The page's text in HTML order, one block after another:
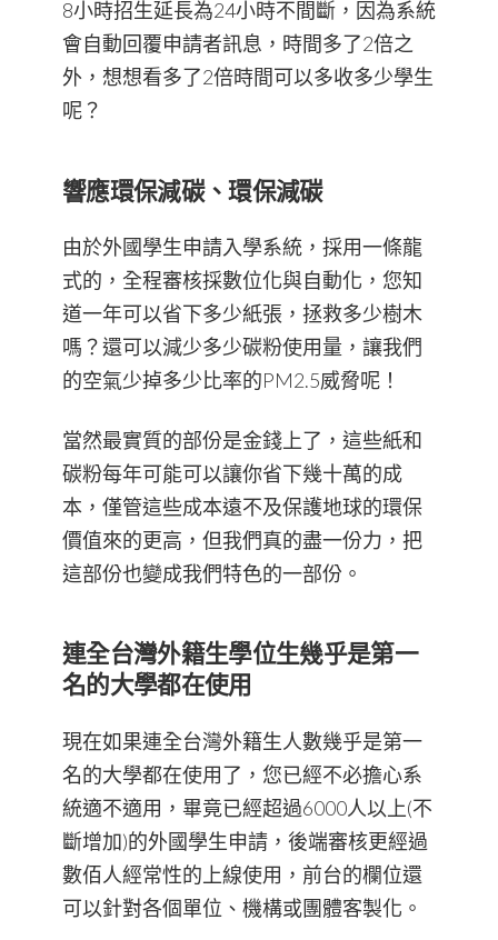
8小時招生延長為24小時不間斷，因為系統
會自動回覆申請者訊息，時間多了2倍之
外，想想看多了2倍時間可以多收多少學生
呢？
響應環保減碳、環保減碳
由於外國學生申請入學系統，採用一條龍
式的，全程審核採數位化與自動化，您知
道一年可以省下多少紙張，拯救多少樹木
嗎？還可以減少多少碳粉使用量，讓我們
的空氣少掉多少比率的PM2.5威脅呢！
當然最實質的部份是金錢上了，這些紙和
碳粉每年可能可以讓你省下幾十萬的成
本，僅管這些成本遠不及保護地球的環保
價值來的更高，但我們真的盡一份力，把
這部份也變成我們特色的一部份。
連全台灣外籍生學位生幾乎是第一
名的大學都在使用
現在如果連全台灣外籍生人數幾乎是第一
名的大學都在使用了，您已經不必擔心系
統適不適用，畢竟已經超過6000人以上(不
斷增加)的外國學生申請，後端審核更經過
數佰人經常性的上線使用，前台的欄位還
可以針對各個單位、機構或團體客製化。